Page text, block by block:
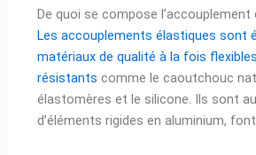
De quoi se compose l’accouplement
Les accouplements élastiques sont
matériaux de qualité à la fois
résistants comme le caoutchouc
élastomères et le silicone. Ils sont
d’éléments rigides en aluminium,